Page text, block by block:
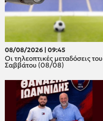
08/08/2026 | 09:45
Οι τηλεοπτικές μεταδόσεις του
Σαββάτου (08/08)